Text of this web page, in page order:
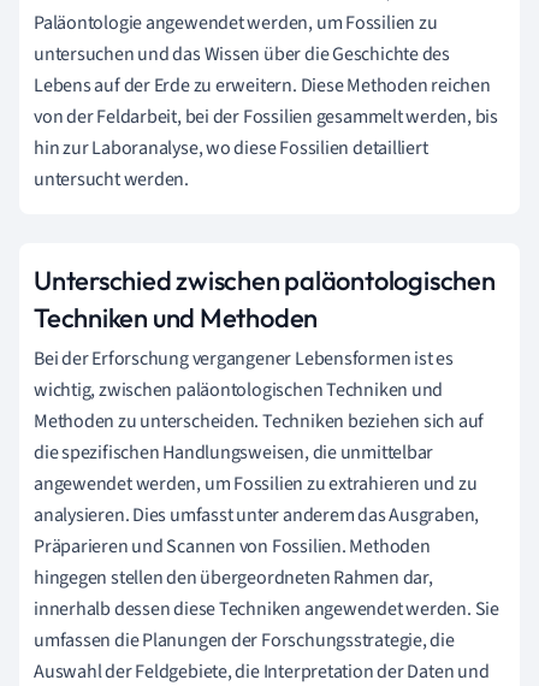
Paläontologie angewendet werden, um Fossilien zu
untersuchen und das Wissen über die Geschichte des
Lebens auf der Erde zu erweitern. Diese Methoden reichen
von der Feldarbeit, bei der Fossilien gesammelt werden, bis
hin zur Laboranalyse, wo diese Fossilien detailliert
untersucht werden.
Unterschied zwischen paläontologischen
Techniken und Methoden
Bei der Erforschung vergangener Lebensformen ist es
wichtig, zwischen paläontologischen Techniken und
Methoden zu unterscheiden. Techniken beziehen sich auf
die spezifischen Handlungsweisen, die unmittelbar
angewendet werden, um Fossilien zu extrahieren und zu
analysieren. Dies umfasst unter anderem das Ausgraben,
Präparieren und Scannen von Fossilien. Methoden
hingegen stellen den übergeordneten Rahmen dar,
innerhalb dessen diese Techniken angewendet werden. Sie
umfassen die Planungen der Forschungsstrategie, die
Auswahl der Feldgebiete, die Interpretation der Daten und